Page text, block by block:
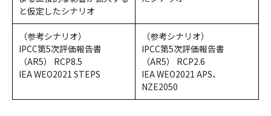
と仮定したシナリオ
（参考シナリオ）
IPCC第5次評価報告書
（AR5） RCP8.5
IEA WEO2021 STEPS
（参考シナリオ）
IPCC第5次評価報告書
（AR5） RCP2.6
IEA WEO2021 APS、
NZE2050